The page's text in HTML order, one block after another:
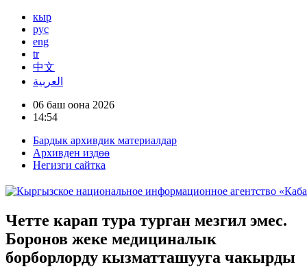
кыр
рус
eng
tr
中文
العربية
06 баш оона 2026
14:54
Бардык архивдик материалдар
Архивден издөө
Негизги сайтка
Четте карап тура турган мезгил эмес.
Боронов жеке медициналык
борборлорду кызматташууга чакырды